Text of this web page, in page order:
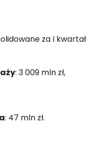
za I kwartał
: 3 009 mln zł,
: 47 mln zł.